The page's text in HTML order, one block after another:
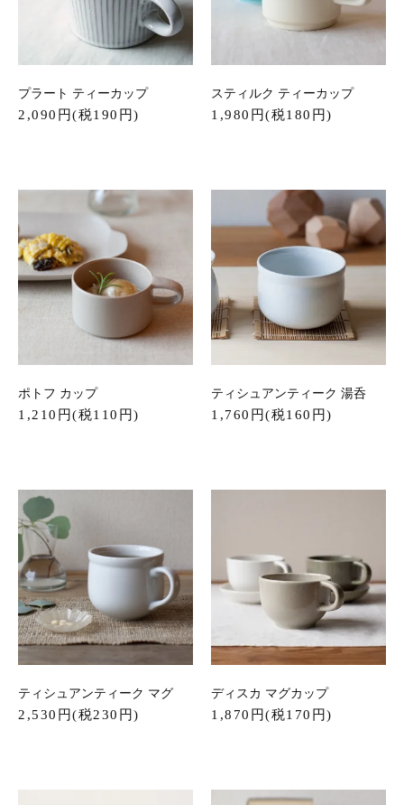
プラート ティーカップ
2,090円(税190円)
スティルク ティーカップ
1,980円(税180円)
ポトフ カップ
1,210円(税110円)
ティシュアンティーク 湯呑
1,760円(税160円)
ティシュアンティーク マグ
2,530円(税230円)
ディスカ マグカップ
1,870円(税170円)